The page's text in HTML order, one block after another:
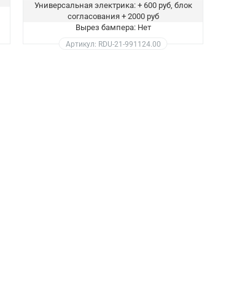
Универсальная электрика: + 600 руб, блок
согласования + 2000 руб
Вырез бампера: Нет
Артикул: RDU-21-991124.00